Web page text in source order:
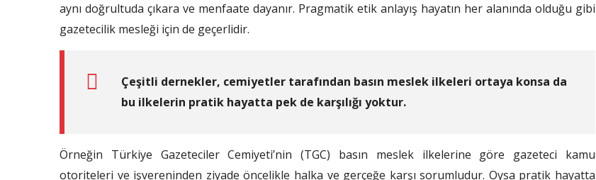
aynı doğrultuda çıkara ve menfaate dayanır. Pragmatik etik anlayış hayatın her alanında olduğu gibi
gazetecilik mesleği için de geçerlidir.
Çeşitli dernekler, cemiyetler tarafından basın meslek ilkeleri ortaya konsa da
bu ilkelerin pratik hayatta pek de karşılığı yoktur.
Örneğin Türkiye Gazeteciler Cemiyeti’nin (TGC) basın meslek ilkelerine göre gazeteci kamu
otoriteleri ve işvereninden ziyade öncelikle halka ve gerçeğe karşı sorumludur. Oysa pratik hayatta